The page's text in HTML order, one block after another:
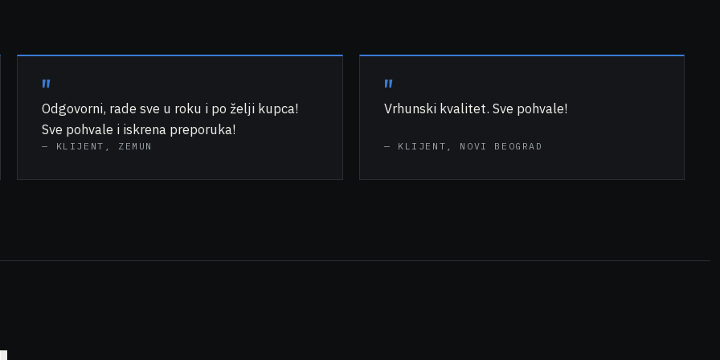
"
Odgovorni, rade sve u roku i po želji kupca!
Sve pohvale i iskrena preporuka!
— KLIJENT, ZEMUN
"
Vrhunski kvalitet. Sve pohvale!
— KLIJENT, NOVI BEOGRAD